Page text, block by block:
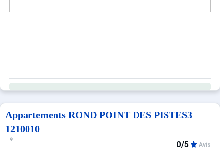
Appartements ROND POINT DES PISTES3
1210010
0/5 Avis